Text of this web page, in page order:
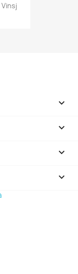

keyboard_arrow_down

